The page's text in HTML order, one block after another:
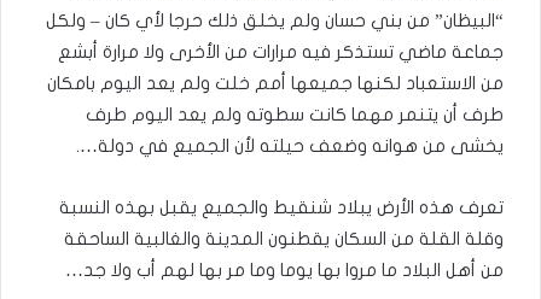
“البيظان” من بني حسان ولم يخلق ذلك حرجا لأي كان – ولكل
جماعة ماضي تستذكر فيه مرارات من الأخرى ولا مرارة أبشع
من الاستعباد لكنها جميعها أمم خلت ولم يعد اليوم بامكان
طرف أن يتنمر مهما كانت سطوته ولم يعد اليوم طرف
يخشى من هوانه وضعف حيلته لأن الجميع في دولة….
تعرف هذه الأرض يبلاد شنقيط والجميع يقبل بهذه النسبة
وقلة القلة من السكان يقطنون المدينة والغالبية الساحقة
من أهل البلاد ما مروا بها يوما وما مر بها لهم أب ولا جد…